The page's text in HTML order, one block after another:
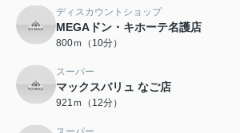
ディスカウントショップ
MEGAドン・キホーテ名護店
800ｍ（10分）
スーパー
マックスバリュ なご店
921ｍ（12分）